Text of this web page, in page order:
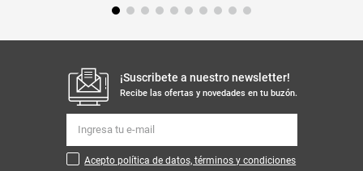
¡Suscribete a nuestro newsletter!
Recibe las ofertas y novedades en tu buzón.
Acepto política de datos, términos y condiciones